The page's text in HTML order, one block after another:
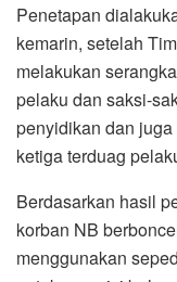
Penetapan
kemarin, setelah
melakukan
pelaku dan saksi-
penyidikan dan
ketiga terduag
Berdasarkan hasil
korban NB
menggunakan